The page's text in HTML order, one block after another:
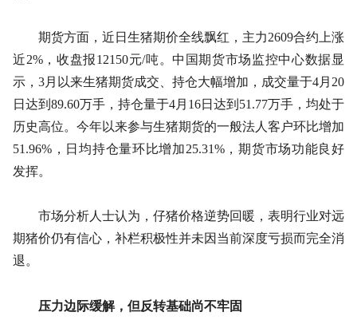
期货方面，近日生猪期价全线飘红，主力2609合约上涨
近2%，收盘报12150元/吨。中国期货市场监控中心数据显
示，3月以来生猪期货成交、持仓大幅增加，成交量于4月20
日达到89.60万手，持仓量于4月16日达到51.77万手，均处于
历史高位。今年以来参与生猪期货的一般法人客户环比增加
51.96%，日均持仓量环比增加25.31%，期货市场功能良好
发挥。
市场分析人士认为，仔猪价格逆势回暖，表明行业对远
期猪价仍有信心，补栏积极性并未因当前深度亏损而完全消
退。
压力边际缓解，但反转基础尚不牢固